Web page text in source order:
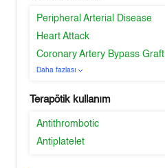
Peripheral Arterial Disease
Heart Attack
Coronary Artery Bypass Graft
Daha fazlası
Terapötik kullanım
Antithrombotic
Antiplatelet